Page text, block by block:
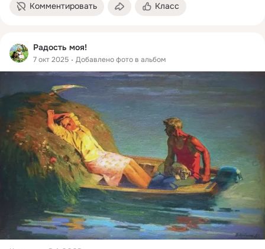
Комментировать Класс
Радость моя!
7 окт 2025 Добавлено фото в альбом